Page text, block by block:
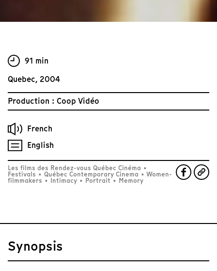
91 min
Quebec, 2004
Production : Coop Vidéo
French
English
Les films des Rendez-vous Québec Cinéma •
Festivals • Québec Contemporary Cinema • Women-
filmmakers • Intimacy • Portrait• Memory
Synopsis